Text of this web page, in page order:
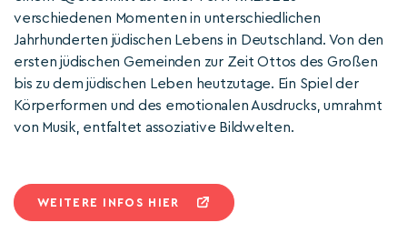
verschiedenen Momenten in unterschiedlichen
Jahrhunderten jüdischen Lebens in Deutschland. Von den
ersten jüdischen Gemeinden zur Zeit Ottos des Großen
bis zu dem jüdischen Leben heutzutage. Ein Spiel der
Körperformen und des emotionalen Ausdrucks, umrahmt
von Musik, entfaltet assoziative Bildwelten.
WEITERE INFOS HIER